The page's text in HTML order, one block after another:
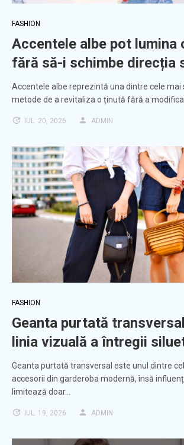
FASHION
Accentele albe pot lumina
fără să-i schimbe direcția
Accentele albe reprezintă una dintre cele mai
metode de a revitaliza o ținută fără a modifica
IUL. 20, 2026 ADMIN
FASHION
Geanta purtată
linia vizuală a întregii
Geanta purtată transversal este unul dintre
accesorii din garderoba modernă, însă
limitează doar…
IUL. 19, 2026 ADMIN